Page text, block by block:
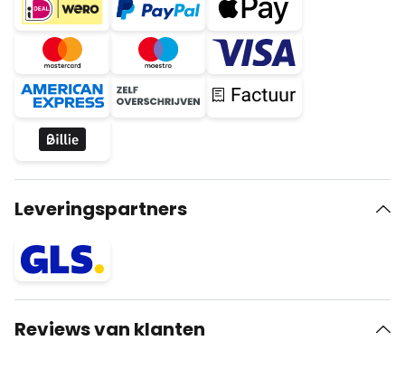
Leveringspartners
Reviews van klanten